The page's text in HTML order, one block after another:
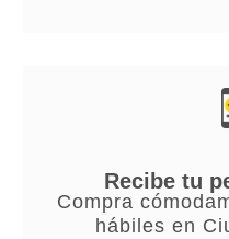
Recibe tu
Compra
hábiles en